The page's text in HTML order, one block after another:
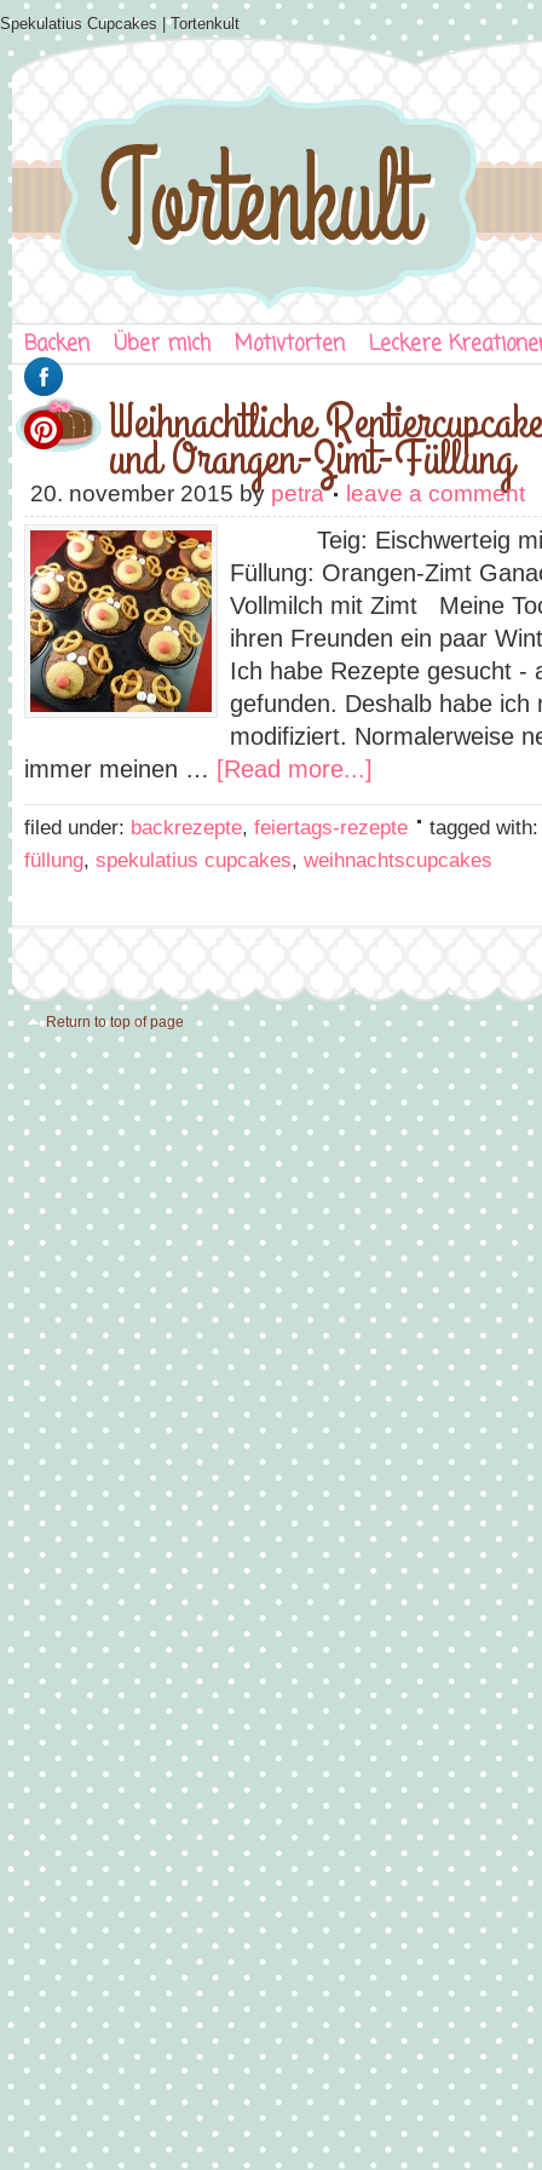
Spekulatius Cupcakes | Tortenkult
Backen Über mich Motivtorten Leckere
Weihnachtliche
und Orangen-Zimt-Füllung
20. november 2015 by petra leave a comment
Teig: Eischwerteig mit
Füllung: Orangen-Zimt
Vollmilch mit Zimt Meine
ihren Freunden ein paar
Ich habe Rezepte gesucht -
gefunden. Deshalb habe ich
modifiziert. Normalerweise
immer meinen … [Read more...]
filed under: backrezepte, feiertags-rezepte
tagged
füllung, spekulatius cupcakes, weihnachtscupcakes
Return to top of page